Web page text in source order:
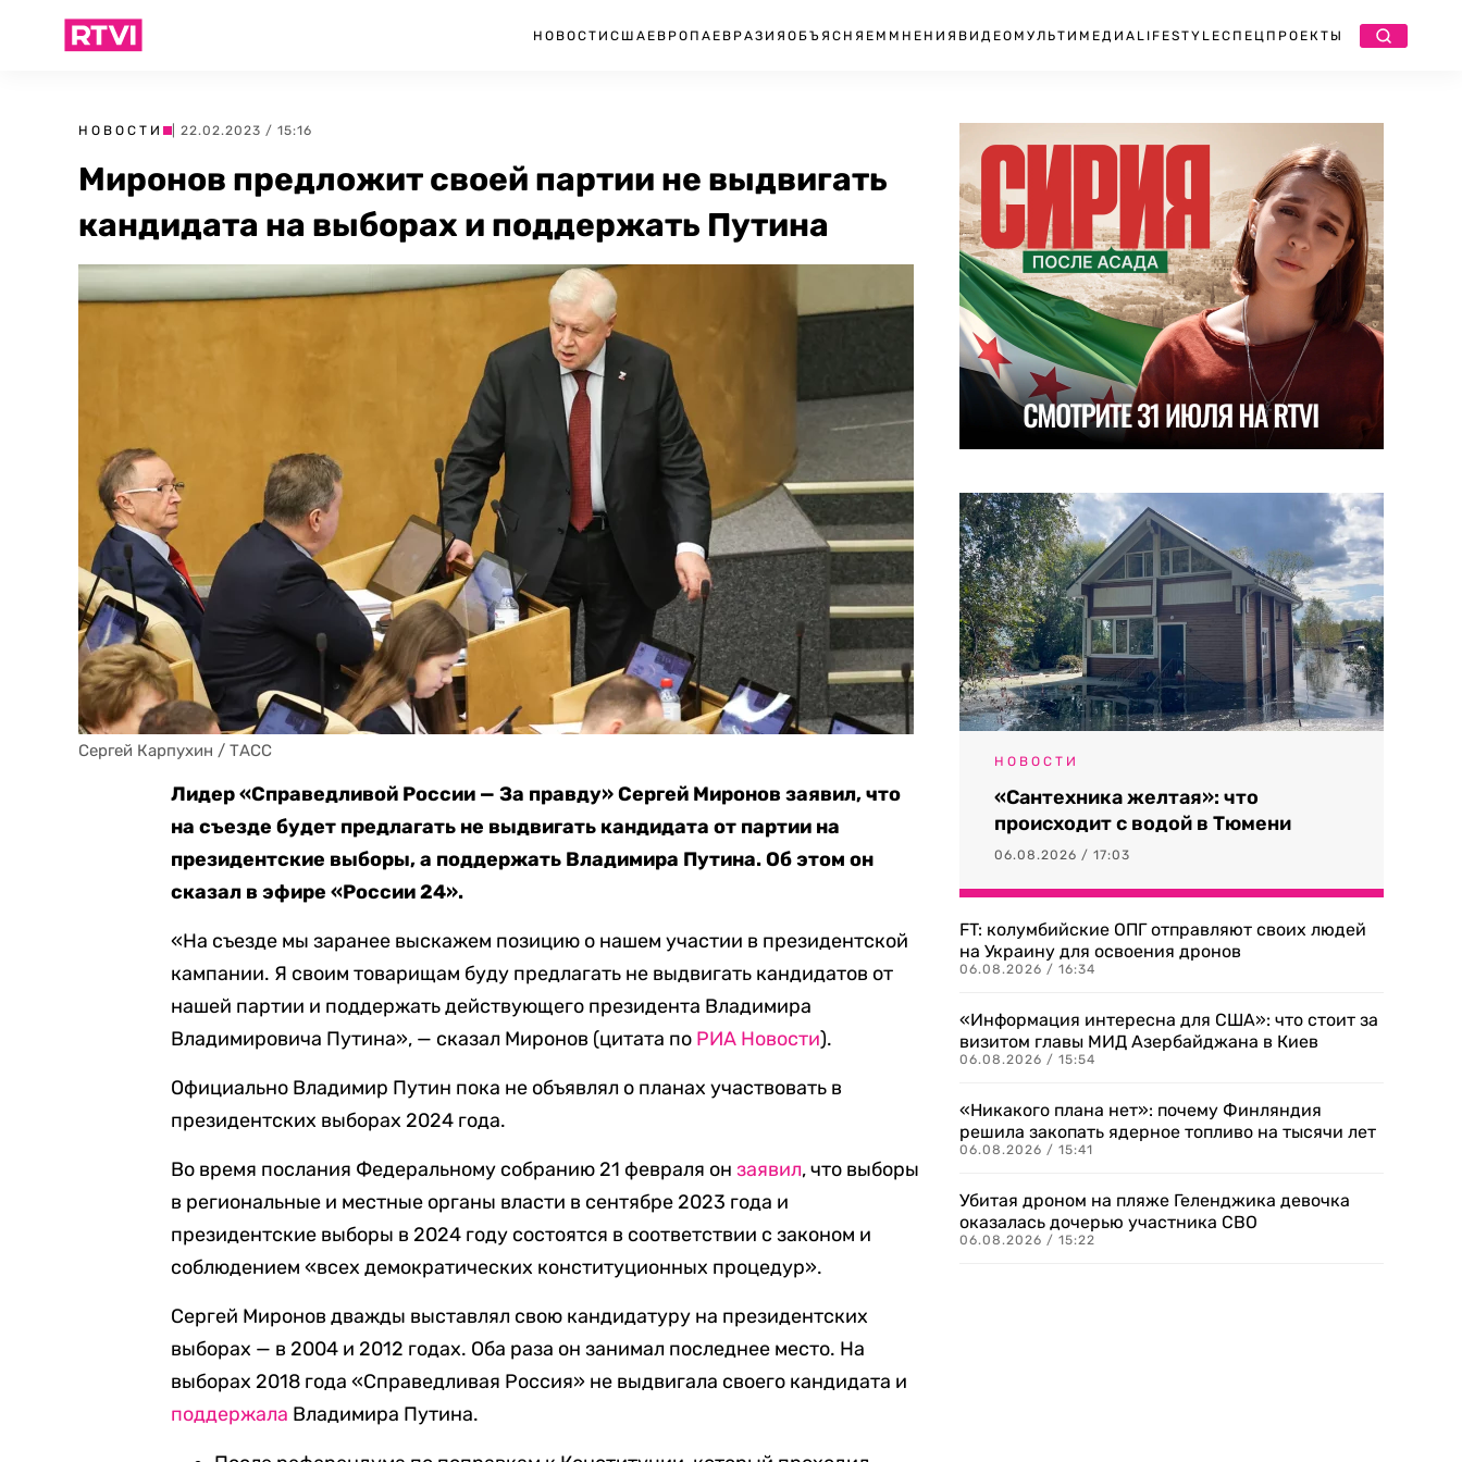
НОВОСТИ США ЕВРОПА ЕВРАЗИЯ ОБЪЯСНЯЕМ МНЕНИЯ ВИДЕО МУЛЬТИМЕДИА LIFESTYLEСПЕЦПРОЕКТЫ
НОВОСТИ | 22.02.2023 / 15:16
Миронов предложит своей партии не выдвигать
кандидата на выборах и поддержать Путина
Сергей Карпухин / ТАСС
Лидер «Справедливой России — За правду» Сергей Миронов заявил, что
на съезде будет предлагать не выдвигать кандидата от партии на
президентские выборы, а поддержать Владимира Путина. Об этом он
сказал в эфире «России 24».
«На съезде мы заранее выскажем позицию о нашем участии в президентской
кампании. Я своим товарищам буду предлагать не выдвигать кандидатов от
нашей партии и поддержать действующего президента Владимира
Владимировича Путина», — сказал Миронов (цитата по РИА Новости).
Официально Владимир Путин пока не объявлял о планах участвовать в
президентских выборах 2024 года.
Во время послания Федеральному собранию 21 февраля онзаявил, что выборы
в региональные и местные органы власти в сентябре 2023 года и
президентские выборы в 2024 году состоятся в соответствии с законом и
соблюдением «всех демократических конституционных процедур».
Сергей Миронов дважды выставлял свою кандидатуру на президентских
выборах — в 2004 и 2012 годах. Оба раза он занимал последнее место. На
выборах 2018 года «Справедливая Россия» не выдвигала своего кандидата и
поддержала Владимира Путина.
НОВОСТИ
«Сантехника желтая»: что
происходит с водой в Тюмени
06.08.2026 / 17:03
FT: колумбийские ОПГ отправляют своих людей
на Украину для освоения дронов
06.08.2026 / 16:34
«Информация интересна для США»: что стоит за
визитом главы МИД Азербайджана в Киев
06.08.2026 / 15:54
«Никакого плана нет»: почему Финляндия
решила закопать ядерное топливо на тысячи лет
06.08.2026 / 15:41
Убитая дроном на пляже Геленджика девочка
оказалась дочерью участника СВО
06.08.2026 / 15:22